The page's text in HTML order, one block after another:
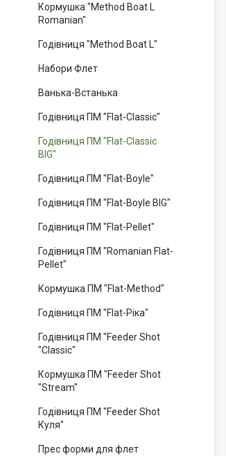
Кормушка "Method Boat L
Romanian"
Годівниця "Method Boat L"
Набори Флет
Ванька-Встанька
Годівниця ПМ "Flat-Classic"
Годівниця ПМ "Flat-Classic
BIG"
Годівниця ПМ "Flat-Boyle"
Годівниця ПМ "Flat-Boyle BIG"
Годівниця ПМ "Flat-Pellet"
Годівниця ПМ "Romanian Flat-
Pellet"
Кормушка ПМ "Flat-Method"
Годівниця ПМ "Flat-Ріка"
Годівниця ПМ "Feeder Shot
"Classic"
Кормушка ПМ "Feeder Shot
"Stream"
Годівниця ПМ "Feeder Shot
Куля"
Прес форми для флет